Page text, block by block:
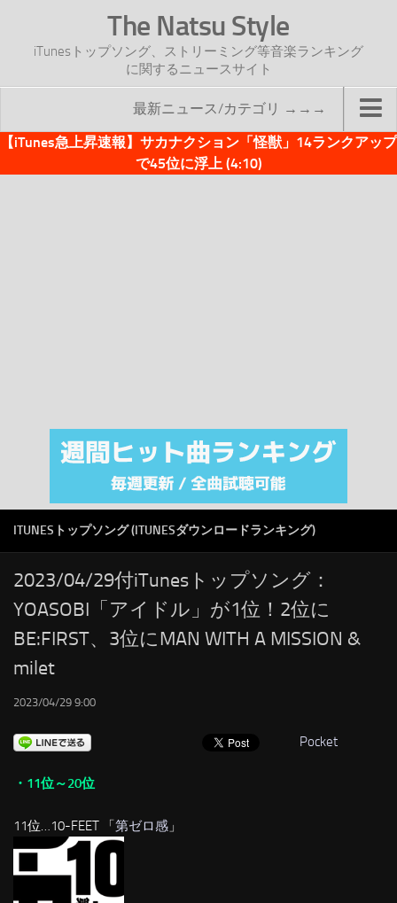
The Natsu Style
iTunesトップソング、ストリーミング等音楽ランキング
に関するニュースサイト
最新ニュース/カテゴリ →→→
TOP
注目カテゴリ
オリジナルiTunes週間トップソング
RSS
LINKS
【iTunes急上昇速報】サカナクション「怪獣」14ランクアップ
で45位に浮上 (4:10)
ITUNESトップソング (ITUNESダウンロードランキング)
2023/04/29付iTunesトップソング：
YOASOBI「アイドル」が1位！2位に
BE:FIRST、3位にMAN WITH A MISSION &
milet
2023/04/29 9:00
Pocket
・11位～20位
11位…10-FEET 「第ゼロ感 」